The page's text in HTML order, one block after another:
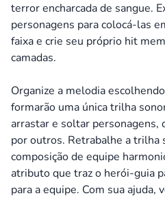
terror encharcada de sangue.
personagens para colocá-las
faixa e crie seu próprio hit
camadas.
Organize a melodia
formarão uma única trilha
arrastar e soltar personagens,
por outros. Retrabalhe a trilha
composição de equipe
atributo que traz o herói-guia
para a equipe. Com sua ajuda,